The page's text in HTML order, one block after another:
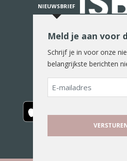
De reiswereld in
NIEUWSBRIEF
Meld je aan voor
Schrijf je in voor onze
belangrijkste berichten
E-
mailadres